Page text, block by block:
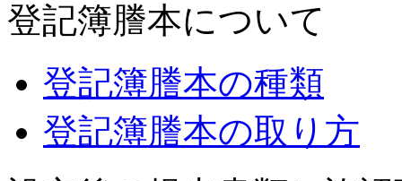
登記簿謄本について
登記簿謄本の種類
登記簿謄本の取り方